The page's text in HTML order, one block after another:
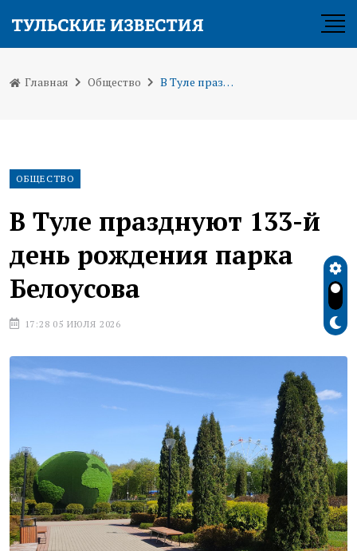
Главная Общество В Туле празднуют 133-й день рождения парка Белоусова
ОБЩЕСТВО
В Туле празднуют 133-й
день рождения парка
Белоусова
17:28 05 ИЮЛЯ 2026